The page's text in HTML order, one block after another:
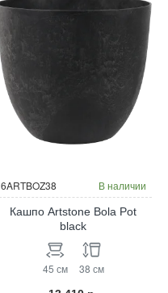
6ARTBOZ38 В наличии
Кашпо Artstone Bola Pot
black
45 см 38 см